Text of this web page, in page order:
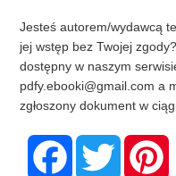
Jesteś autorem/wydawcą
jej wstęp bez Twojej
dostępny w naszym
pdfy.ebooki@gmail.com a
zgłoszony dokument w
F
T
w